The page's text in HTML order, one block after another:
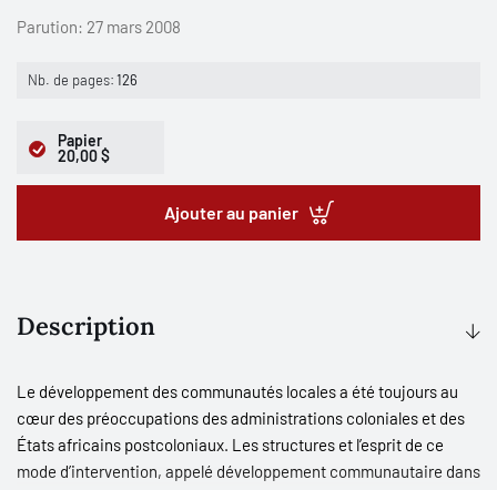
Parution: 27 mars 2008
Nb. de pages:126
Papier
20,00 $
Ajouter au panier
Description
Le développement des communautés locales a été toujours au
cœur des préoccupations des administrations coloniales et des
États africains postcoloniaux. Les structures et l’esprit de ce
mode d’intervention, appelé développement communautaire dans